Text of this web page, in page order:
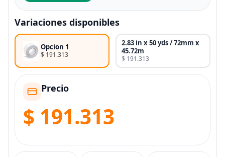
Variaciones disponibles
Opcion 1
$ 191.313
2.83 in x 50 yds / 72mm x
45.72m
$ 191.313
Precio
$ 191.313